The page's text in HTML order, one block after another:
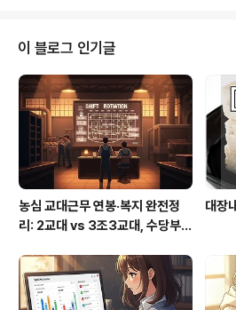
챠샵 이수점, 롯데마트 월드타워점, 이마트 영등포
트 미아점, 이마트 통영점, 롯데마트 송파점, 롯데마
점, 이마트 하월곡점, 이마트 천호점, 이마트 묵동
트 가든5점, 롯데마트 청량리점, 홈플러스 서울남
마트 청계천점, 이마트 은평점, 이마트 용산점, 이
점, 이마트..
이 블로그 인기글
농심 교대근무 연봉·복지 완전정
리: 2교대 vs 3조3교대, 수당부터
대장